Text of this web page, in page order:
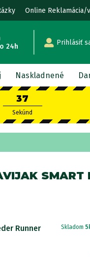
Online Reklamácia/
24h
Prihlásiť
Naskladnené
36
Sekúnd
SMART
Runner
Skladom